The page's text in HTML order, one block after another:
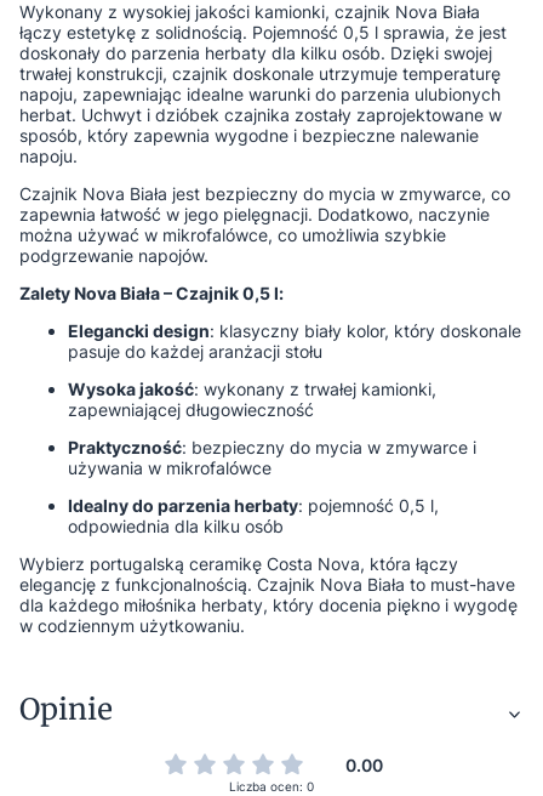
Wykonany z wysokiej jakości kamionki, czajnik Nova Biała
łączy estetykę z solidnością. Pojemność 0,5 l sprawia, że jest
doskonały do parzenia herbaty dla kilku osób. Dzięki swojej
trwałej konstrukcji, czajnik doskonale utrzymuje temperaturę
napoju, zapewniając idealne warunki do parzenia ulubionych
herbat. Uchwyt i dzióbek czajnika zostały zaprojektowane w
sposób, który zapewnia wygodne i bezpieczne nalewanie
napoju.
Czajnik Nova Biała jest bezpieczny do mycia w zmywarce, co
zapewnia łatwość w jego pielęgnacji. Dodatkowo, naczynie
można używać w mikrofalówce, co umożliwia szybkie
podgrzewanie napojów.
Zalety Nova Biała – Czajnik 0,5 l:
Elegancki design: klasyczny biały kolor, który doskonale
pasuje do każdej aranżacji stołu
Wysoka jakość: wykonany z trwałej kamionki,
zapewniającej długowieczność
Praktyczność: bezpieczny do mycia w zmywarce i
używania w mikrofalówce
Idealny do parzenia herbaty: pojemność 0,5 l,
odpowiednia dla kilku osób
Wybierz portugalską ceramikę Costa Nova, która łączy
elegancję z funkcjonalnością. Czajnik Nova Biała to must-have
dla każdego miłośnika herbaty, który docenia piękno i wygodę
w codziennym użytkowaniu.
Opinie
0.00
Liczba ocen: 0